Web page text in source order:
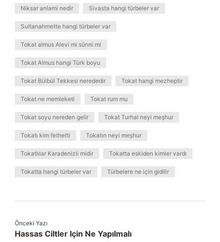
Niksar anlami nedir Sivasta hangi türbeler var
Sultanahmette hangi türbeler var
Tokat almus Alevi mi sünni mi
Tokat Almus hangi Türk boyu
Tokat Bülbül Tekkesi nerededir Tokat hangi mezheptir
Tokat ne memleketi Tokat rum mu
Tokat soyu nereden gelir Tokat Turhal neyi meşhur
Tokatı kim fethetti Tokatın neyi meşhur
Tokatlılar Karadenizli midir Tokatta eskiden kimler vardı
Tokatta hangi türbeler var Türbelere ne için gidilir
Önceki Yazı
Hassas Ciltler Için Ne Yapılmalı